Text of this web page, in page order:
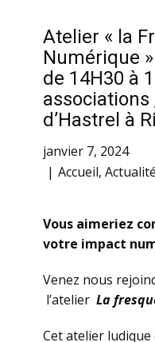
Atelier « la
Numérique
de 14H30 à
associations
d’Hastrel à
janvier 7, 2024
Accueil,
Vous aimeriez
votre impact
Venez nous
l’atelier La
Cet atelier